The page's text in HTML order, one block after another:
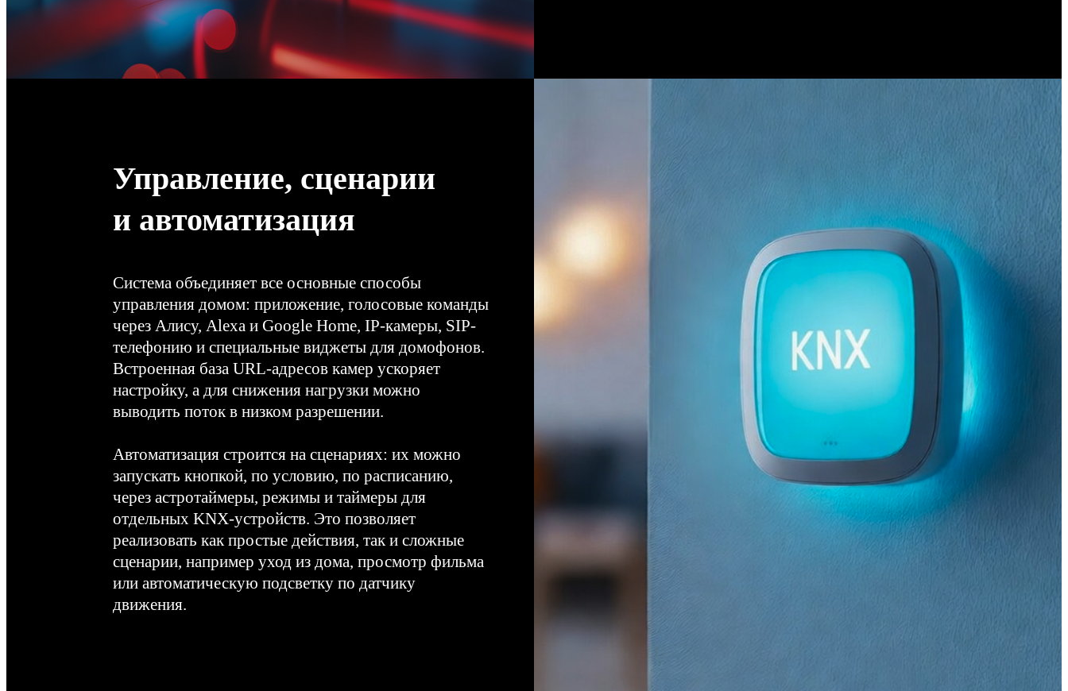
Управление, сценарии
и автоматизация
Система объединяет все основные способы
управления домом: приложение, голосовые команды
через Алису, Alexa и Google Home, IP-камеры, SIP-
телефонию и специальные виджеты для домофонов.
Встроенная база URL-адресов камер ускоряет
настройку, а для снижения нагрузки можно
выводить поток в низком разрешении.
Автоматизация строится на сценариях: их можно
запускать кнопкой, по условию, по расписанию,
через астротаймеры, режимы и таймеры для
отдельных KNX-устройств. Это позволяет
реализовать как простые действия, так и сложные
сценарии, например уход из дома, просмотр фильма
или автоматическую подсветку по датчику
движения.